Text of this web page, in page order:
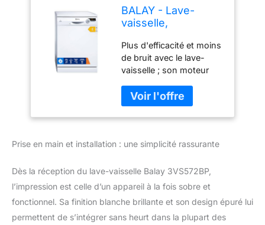
BALAY - Lave-
vaisselle,
services, 60 cm de
large, silencieux,
blanc, 3VS572BP
Plus d'efficacité et moins
de bruit avec le lave-
vaisselle ; son moteur
aux balais traditionnels,
réduit le niveau de bruit
et augmente l'efficacité
sera le roi de votre
moyenne charge du
lave-vaisselle vous
permettra de profiter de
l'eau, de l'énergie, du
détergent et du temps.
Prise en main et installation : une simplicité rassurante
Dès la réception du lave-vaisselle Balay 3VS572BP,
l’impression est celle d’un appareil à la fois sobre et
fonctionnel. Sa finition blanche brillante et son design épuré lui
permettent de s’intégrer sans heurt dans la plupart des